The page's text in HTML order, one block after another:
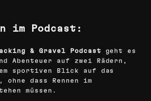
im Podcast:
& Gravel Podcast geht es
Abenteuer auf zwei Rädern,
sportiven Blick auf das
ohne dass Rennen im
müssen.